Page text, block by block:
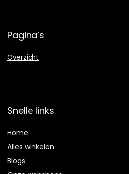
Pagina’s
Overzicht
Snelle links
Home
Alles winkelen
Blogs